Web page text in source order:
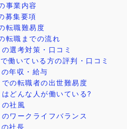
事業内容
募集要項
転職難易度
転職までの流れ
選考対策・口コミ
働いている方の評判・口コミ
年収・給与
での転職者の出世難易度
はどんな人が働いている?
の社風
のワークライフバランス
社長